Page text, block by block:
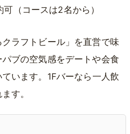
可（コースは2名から）
クラフトビール」を直営で味
ブの空気感をデートや会食
います。1Fバーなら一人飲
す。